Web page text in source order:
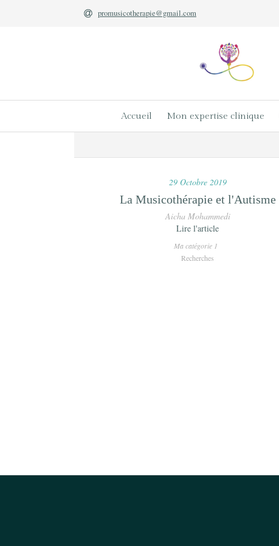
promusicotherapie@gmail.com
Accueil Mon expertise clinique
29 Octobre 2019
La Musicothérapie et l'Autisme
Aicha Mohammedi
Lire l'article
Ma catégorie 1
Recherches